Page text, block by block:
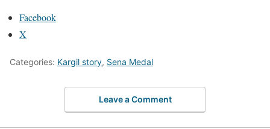
Facebook
X
Categories: Kargil story, Sena Medal
Leave a Comment